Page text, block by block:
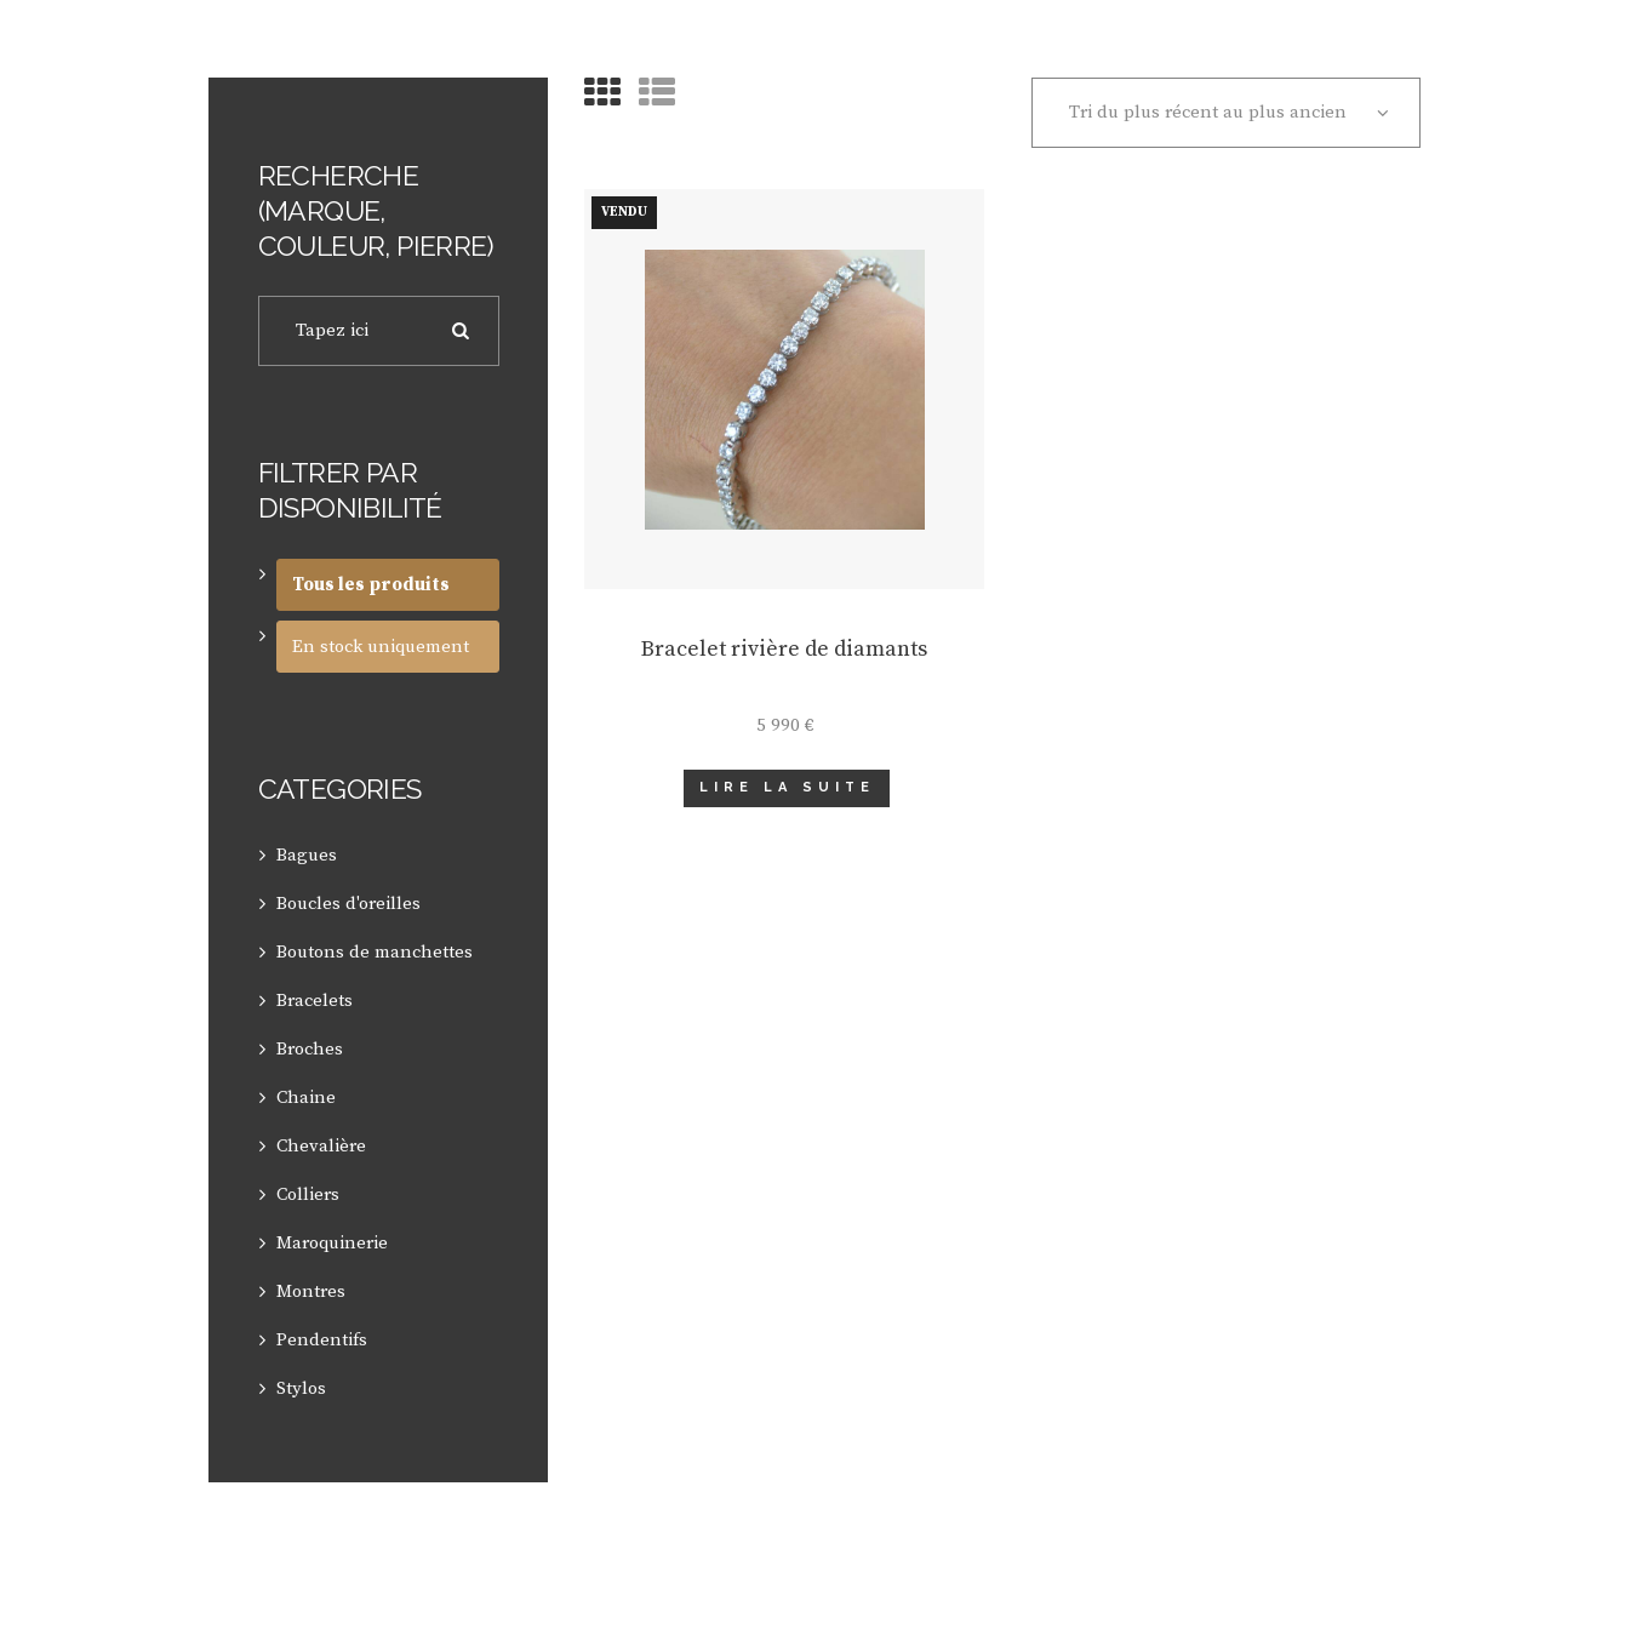
VENDU
Bracelet rivière de diamants
5 990 €
LIRE LA SUITE
RECHERCHE
(MARQUE,
COULEUR, PIERRE)
FILTRER PAR
DISPONIBILITÉ
Tous les produits
En stock uniquement
CATEGORIES
Bagues
Boucles d'oreilles
Boutons de manchettes
Bracelets
Broches
Chaine
Chevalière
Colliers
Maroquinerie
Montres
Pendentifs
Stylos